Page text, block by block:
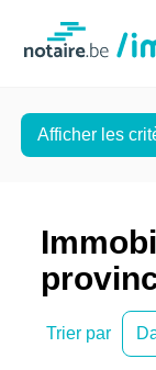
Notaire.be
Afficher les
Trier par